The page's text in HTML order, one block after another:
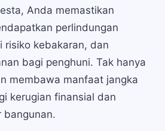
Anda memastikan
perlindungan
risiko kebakaran, dan
bagi penghuni. Tak hanya
membawa manfaat jangka
kerugian finansial dan
bangunan.